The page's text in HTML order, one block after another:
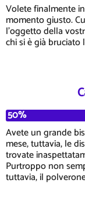
Volete finalmente
momento giusto.
l'oggetto della
chi si è già
50%
Avete un grande
mese, tuttavia, le
trovate
Purtroppo non
tuttavia, il